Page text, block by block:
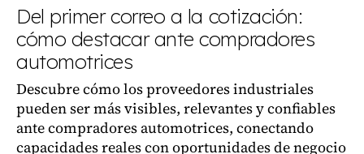
Del primer correo a la cotización:
cómo destacar ante compradores
automotrices
Descubre cómo los proveedores industriales
pueden ser más visibles, relevantes y confiables
ante compradores automotrices, conectando
capacidades reales con oportunidades de negocio